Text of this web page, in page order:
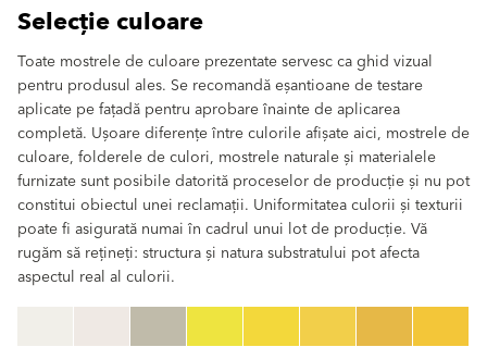
Selecție culoare
Toate mostrele de culoare prezentate servesc ca ghid vizual
pentru produsul ales. Se recomandă eșantioane de testare
aplicate pe fațadă pentru aprobare înainte de aplicarea
completă. Ușoare diferențe între culorile afișate aici, mostrele de
culoare, folderele de culori, mostrele naturale și materialele
furnizate sunt posibile datorită proceselor de producție și nu pot
constitui obiectul unei reclamații. Uniformitatea culorii și texturii
poate fi asigurată numai în cadrul unui lot de producție. Vă
rugăm să rețineți: structura și natura substratului pot afecta
aspectul real al culorii.